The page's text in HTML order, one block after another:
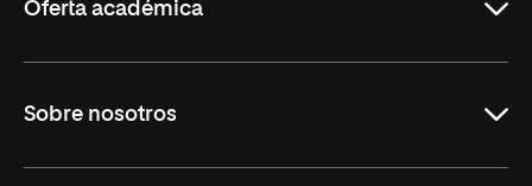
Oferta académica
Formación Continua
Carreras
Sobre nosotros